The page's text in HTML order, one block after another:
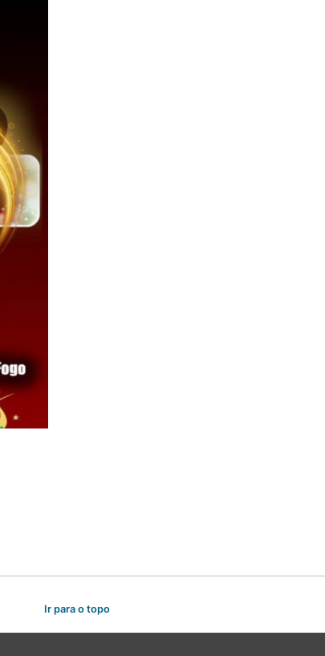
Ir para o topo